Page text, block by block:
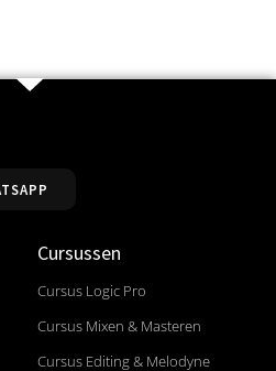
Cursussen
Cursus Logic Pro
Cursus Mixen & Masteren
Cursus Editing & Melodyne